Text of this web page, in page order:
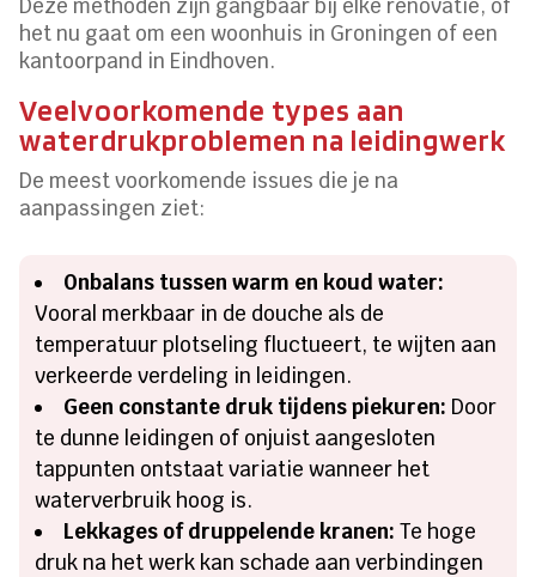
Deze methoden zijn gangbaar bij elke renovatie, of
het nu gaat om een woonhuis in Groningen of een
kantoorpand in Eindhoven.
Veelvoorkomende types aan
waterdrukproblemen na leidingwerk
De meest voorkomende issues die je na
aanpassingen ziet:
Onbalans tussen warm en koud water:
Vooral merkbaar in de douche als de
temperatuur plotseling fluctueert, te wijten aan
verkeerde verdeling in leidingen.
Geen constante druk tijdens piekuren: Door
te dunne leidingen of onjuist aangesloten
tappunten ontstaat variatie wanneer het
waterverbruik hoog is.
Lekkages of druppelende kranen: Te hoge
druk na het werk kan schade aan verbindingen